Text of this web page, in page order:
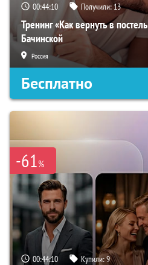
00:44:09 Получили:13
Тренинг «Как вернуть в
Бачинской
Россия
Бесплатно
-61%
00:44:09 Купили:9